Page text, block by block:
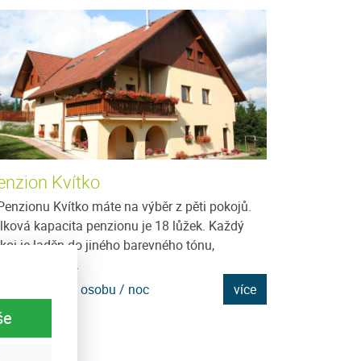
Kvítko
Kvítko máte na výběr z pěti pokojů.
kapacita penzionu je 18 lůžek. Každý
je laděn do jiného barevného tónu,
950 Kč za osobu / noc
více